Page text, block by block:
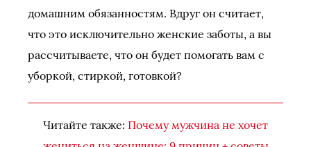
домашним обязанностям. Вдруг он считает,
что это исключительно женские заботы, а вы
рассчитываете, что он будет помогать вам с
уборкой, стиркой, готовкой?
Читайте также: Почему мужчина не хочет